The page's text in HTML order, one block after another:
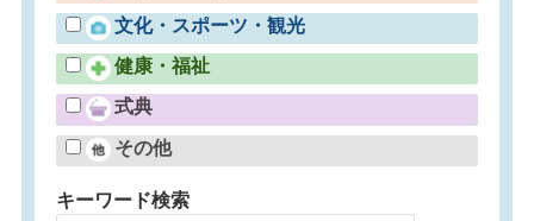
文化・スポーツ・観光
健康・福祉
式典
その他
キーワード検索